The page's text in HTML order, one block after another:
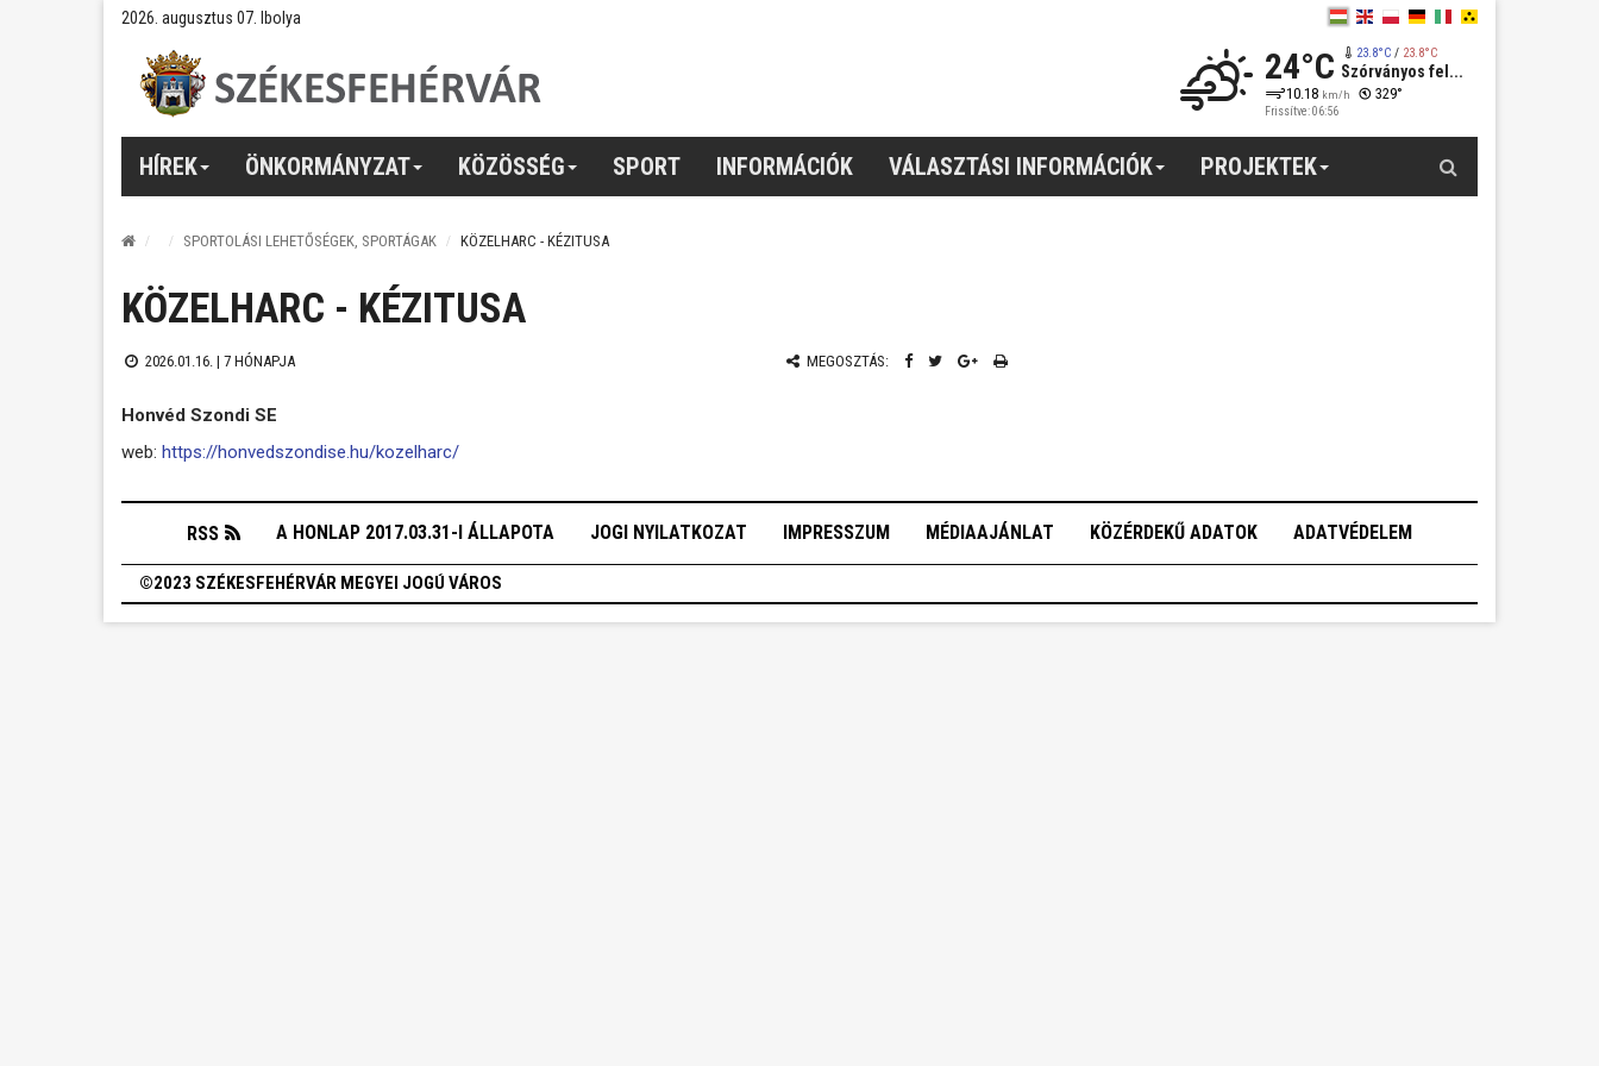
2026. augusztus 07. Ibolya
24°C 23.8°C/ 23.8°C
Szórványos fel...
10.18 km/h 329°
Frissítve: 06:56
HÍREK ÖNKORMÁNYZAT KÖZÖSSÉG SPORT INFORMÁCIÓK VÁLASZTÁSI INFORMÁCIÓK PROJEKTEK
SPORTOLÁSI LEHETŐSÉGEK, SPORTÁGAK KÖZELHARC - KÉZITUSA
KÖZELHARC - KÉZITUSA
2026.01.16. | 7 HÓNAPJA MEGOSZTÁS:
Honvéd Szondi SE
web: https://honvedszondise.hu/kozelharc/
RSS A HONLAP 2017.03.31-I ÁLLAPOTA JOGI NYILATKOZAT IMPRESSZUM MÉDIAAJÁNLAT KÖZÉRDEKŰ ADATOK ADATVÉDELEM
©2023 SZÉKESFEHÉRVÁR MEGYEI JOGÚ VÁROS